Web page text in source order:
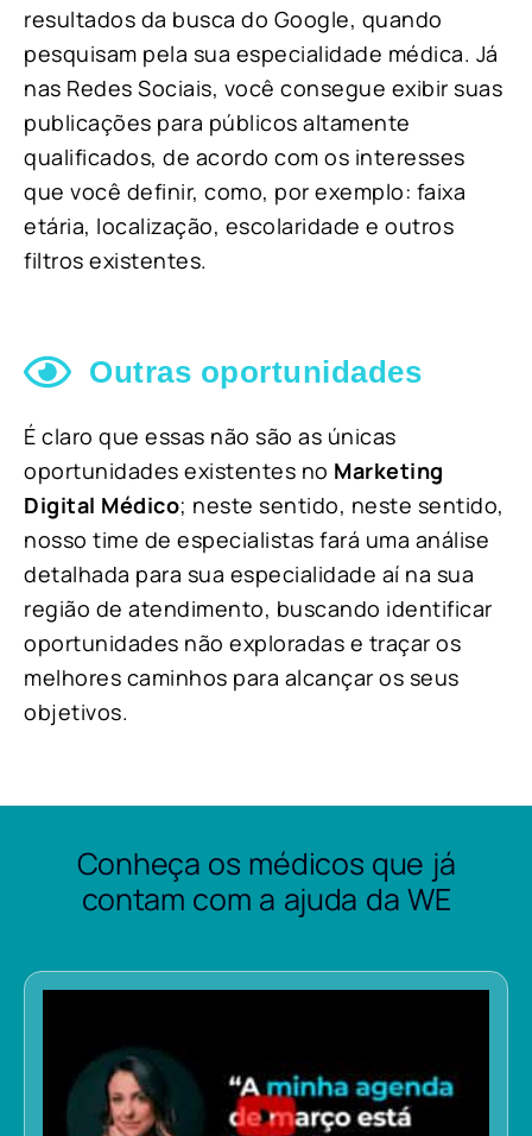
resultados da busca do Google, quando
pesquisam pela sua especialidade médica. Já
nas Redes Sociais, você consegue exibir suas
publicações para públicos altamente
qualificados, de acordo com os interesses
que você definir, como, por exemplo: faixa
etária, localização, escolaridade e outros
filtros existentes.
Outras oportunidades
É claro que essas não são as únicas
oportunidades existentes no Marketing
Digital Médico; neste sentido, neste sentido,
nosso time de especialistas fará uma análise
detalhada para sua especialidade aí na sua
região de atendimento, buscando identificar
oportunidades não exploradas e traçar os
melhores caminhos para alcançar os seus
objetivos.
Conheça os médicos que já
contam com a ajuda da WE